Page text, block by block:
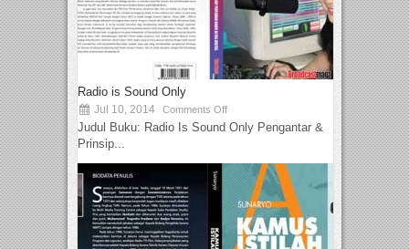
Radio is Sound Only
Jul 10, 2014 Comments Off
Judul Buku: Radio Is Sound Only Pengantar &
Prinsip...